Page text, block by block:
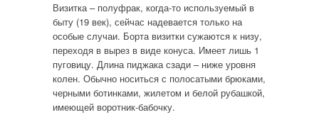
Визитка – полуфрак, когда-то используемый в
быту (19 век), сейчас надевается только на
особые случаи. Борта визитки сужаются к низу,
переходя в вырез в виде конуса. Имеет лишь 1
пуговицу. Длина пиджака сзади – ниже уровня
колен. Обычно носиться с полосатыми брюками,
черными ботинками, жилетом и белой рубашкой,
имеющей воротник-бабочку.